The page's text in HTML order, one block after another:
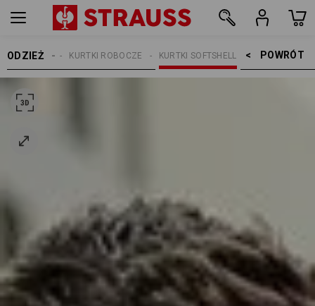
ODZIEŻ POWRÓT    >
KURTKI SOFTSHELL
KURTKI ROBOCZE
MĘŻCZYŹNI